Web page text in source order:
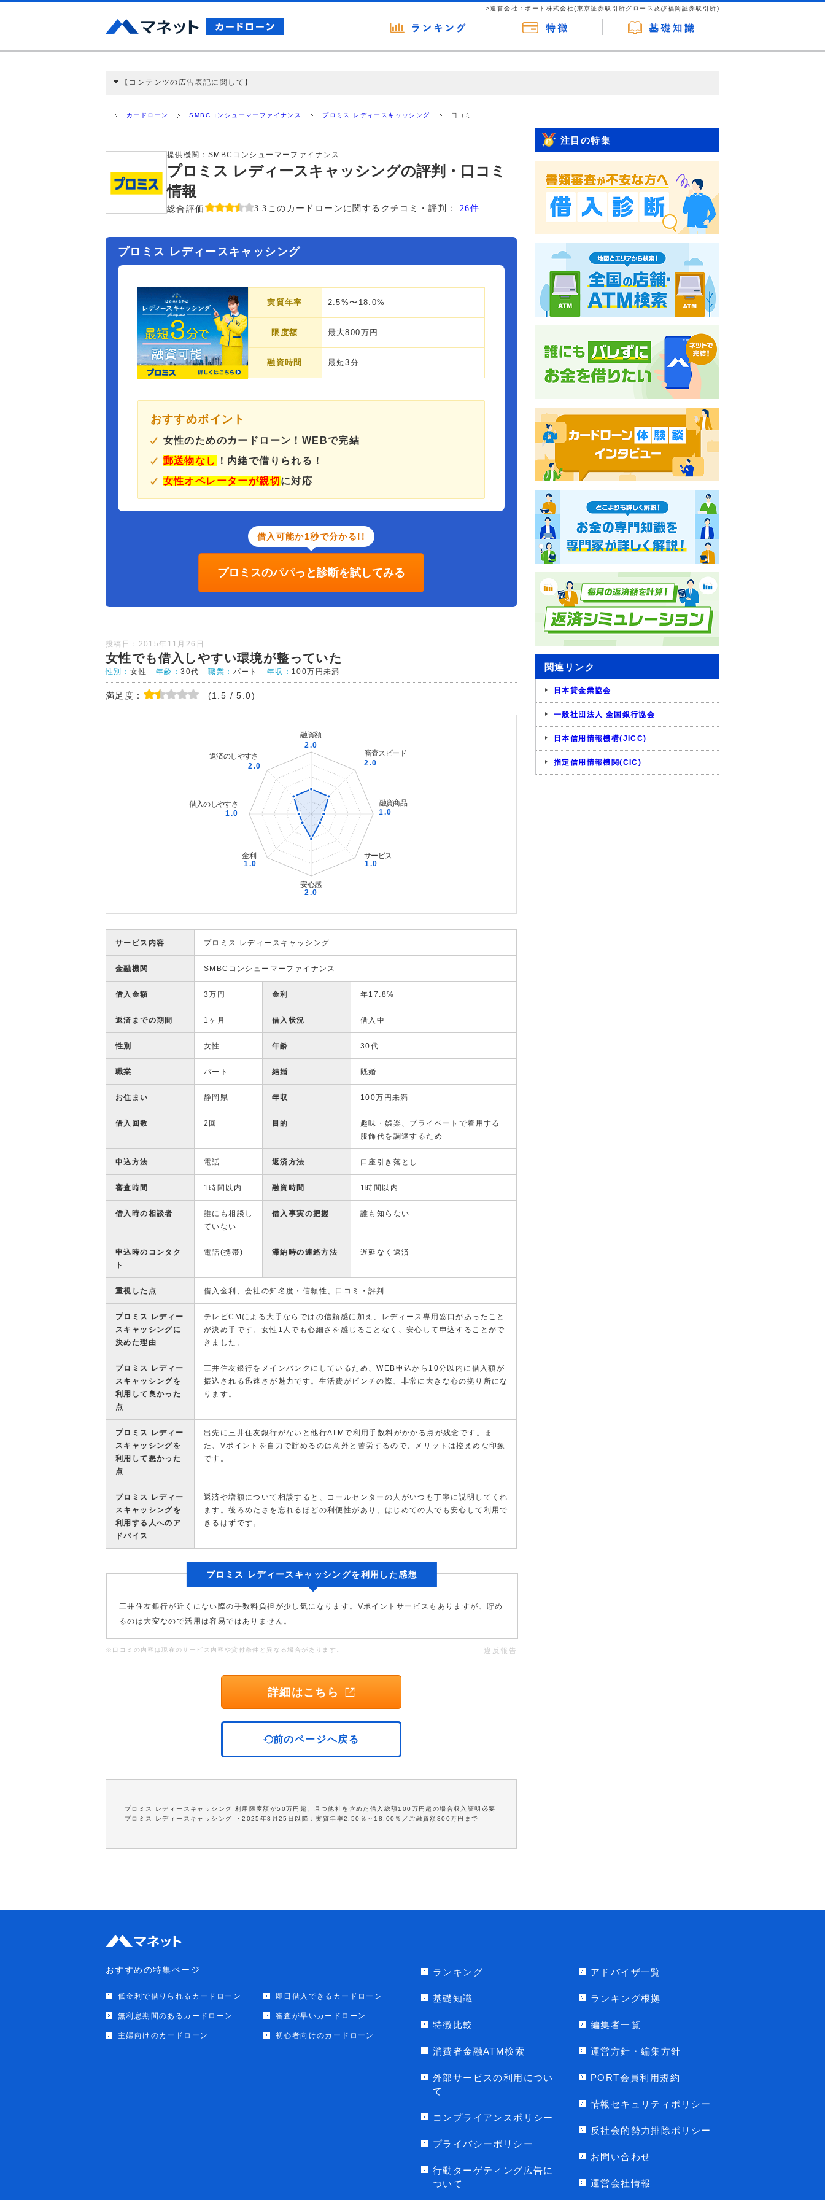
>運営会社：ポート株式会社(東京証券取引所グロース及び福岡証券取引所)
【コンテンツの広告表記に関して】
ミ収集などに基づき、公平性を担保した情報提供を行っています。
カードローン SMBCコンシューマーファイナンス プロミス レディースキャッシング 口コミ
提供機関： SMBCコンシューマーファイナンス
プロミス レディースキャッシングの評判・口コミ
情報
総合評価 3.3 このカードローンに関するクチコミ・評判： 26件
プロミス レディースキャッシング
実質年率 2.5%〜18.0%
限度額 最大800万円
融資時間 最短3分
おすすめポイント
女性のためのカードローン！WEBで完結
郵送物なし
！内緒で借りられる！
女性オペレーターが親切 に対応
借入可能か1秒で分かる!!
プロミスのパパっと診断を試してみる
投稿日：2015年11月26日
女性でも借入しやすい環境が整っていた
性別：女性 年齢：30代 職業： パート 年収： 100万円未満
満足度： (1.5 / 5.0)
サービス内容 プロミス レディースキャッシング
金融機関 SMBCコンシューマーファイナンス
借入金額 3万円 金利 年17.8%
返済までの期間 1ヶ月 借入状況 借入中
性別 女性 年齢 30代
職業 パート 結婚 既婚
お住まい 静岡県 年収 100万円未満
借入回数 2回 目的
趣味・娯楽、プライベートで着用する
服飾代を調達するため
申込方法 電話 返済方法 口座引き落とし
審査時間 1時間以内 融資時間 1時間以内
借入時の相談者
誰にも相談し
ていない
借入事実の把握 誰も知らない
申込時のコンタク
ト
電話(携帯) 滞納時の連絡方法 遅延なく返済
重視した点 借入金利、会社の知名度・信頼性、口コミ・評判
プロミス レディー
スキャッシングに
決めた理由
テレビCMによる大手ならではの信頼感に加え、レディース専用窓口があったこと
が決め手です。女性1人でも心細さを感じることなく、安心して申込することがで
きました。
プロミス レディー
スキャッシングを
利用して良かった
点
三井住友銀行をメインバンクにしているため、WEB申込から10分以内に借入額が
振込される迅速さが魅力です。生活費がピンチの際、非常に大きな心の拠り所にな
ります。
プロミス レディー
スキャッシングを
利用して悪かった
点
出先に三井住友銀行がないと他行ATMで利用手数料がかかる点が残念です。ま
た、Vポイントを自力で貯めるのは意外と苦労するので、メリットは控えめな印象
です。
プロミス レディー
スキャッシングを
利用する人へのア
ドバイス
返済や増額について相談すると、コールセンターの人がいつも丁寧に説明してくれ
ます。後ろめたさを忘れるほどの利便性があり、はじめての人でも安心して利用で
きるはずです。
プロミス レディースキャッシングを利用した感想
三井住友銀行が近くにない際の手数料負担が少し気になります。Vポイントサービスもありますが、貯め
るのは大変なので活用は容易ではありません。
※口コミの内容は現在のサービス内容や貸付条件と異なる場合があります。 違反報告
詳細はこちら
前のページへ戻る
プロミス レディースキャッシング 利用限度額が50万円超、且つ他社を含めた借入総額100万円超の場合収入証明必要
プロミス レディースキャッシング ・2025年8月25日以降：実質年率2.50％～18.00％／ご融資額800万円まで
注目の特集
関連リンク
日本貸金業協会
一般社団法人 全国銀行協会
日本信用情報機構(JICC)
指定信用情報機関(CIC)
おすすめの特集ページ
低金利で借りられるカードローン 即日借入できるカードローン
無利息期間のあるカードローン 審査が早いカードローン
主婦向けのカードローン 初心者向けのカードローン
ランキング
基礎知識
特徴比較
消費者金融ATM検索
外部サービスの利用につい
て
コンプライアンスポリシー
プライバシーポリシー
行動ターゲティング広告に
ついて
アドバイザ一覧
ランキング根拠
編集者一覧
運営方針・編集方針
PORT会員利用規約
情報セキュリティポリシー
反社会的勢力排除ポリシー
お問い合わせ
運営会社情報